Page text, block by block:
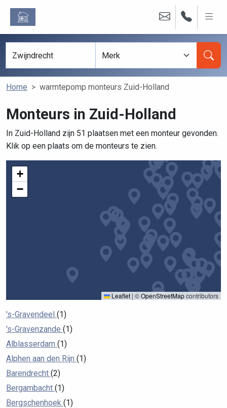
Home warmtepomp monteurs Zuid-Holland
Monteurs in Zuid-Holland
In Zuid-Holland zijn 51 plaatsen met een monteur gevonden.
Klik op een plaats om de monteurs te zien.
+
−
Leaflet | ©OpenStreetMapcontributors
's-Gravendeel (1)
's-Gravenzande (1)
Alblasserdam (1)
Alphen aan den Rijn (1)
Barendrecht (2)
Bergambacht (1)
Bergschenhoek (1)